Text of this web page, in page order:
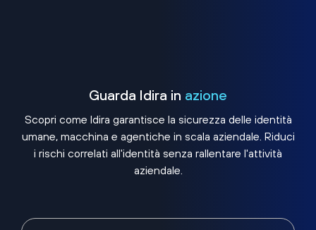
Guarda Idira in azione
Scopri come Idira garantisce la sicurezza delle identità
umane, macchina e agentiche in scala aziendale. Riduci
i rischi correlati all'identità senza rallentare l'attività
aziendale.